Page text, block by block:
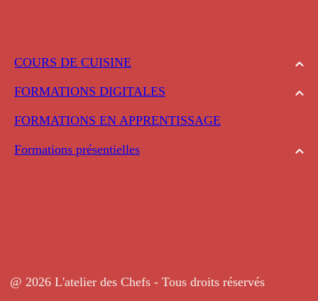
COURS DE CUISINE
FORMATIONS DIGITALES
FORMATIONS EN APPRENTISSAGE
Formations présentielles
@ 2026 L'atelier des Chefs - Tous droits réservés